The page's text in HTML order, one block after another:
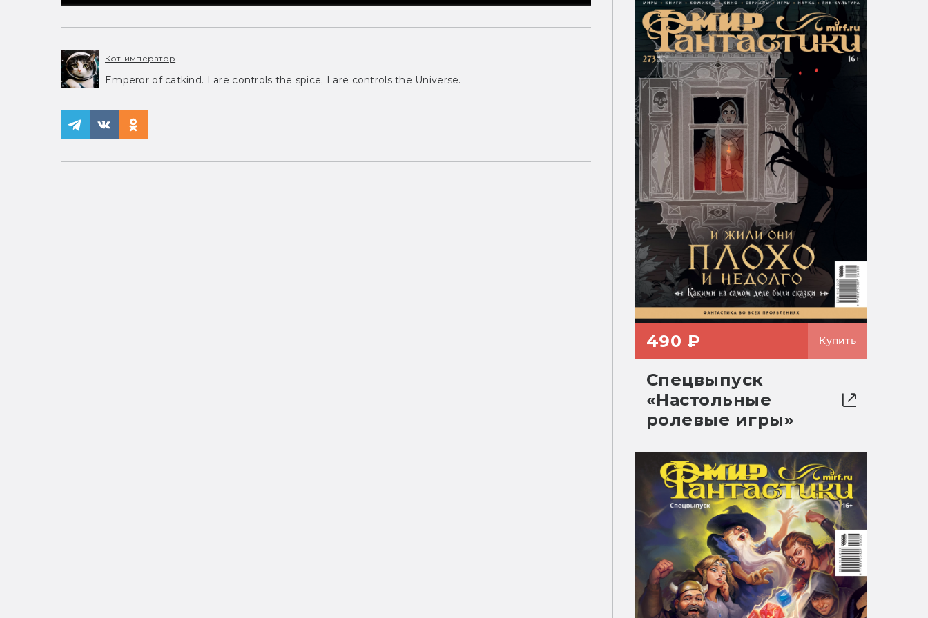
Кот-император
Emperor of catkind. I are controls the spice, I are controls the Universe.
490 ₽ Купить
Спецвыпуск
«Настольные
ролевые игры»